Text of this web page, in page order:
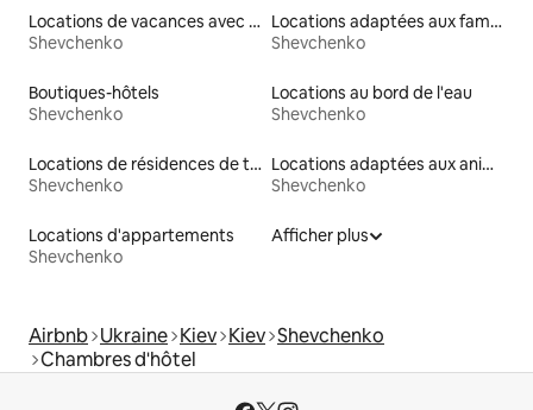
Locations de vacances avec piscine
Shevchenko
Locations adaptées aux familles
Shevchenko
Boutiques-hôtels
Shevchenko
Locations au bord de l'eau
Shevchenko
Locations de résidences de tourisme
Shevchenko
Locations adaptées aux animaux
Shevchenko
Locations d'appartements
Shevchenko
Afficher plus
Airbnb Ukraine Kiev Kiev Shevchenko
Chambres d'hôtel